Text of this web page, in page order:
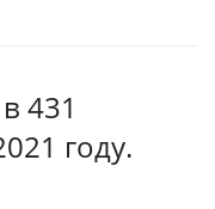
431
году.